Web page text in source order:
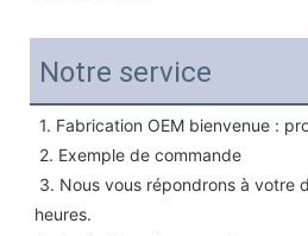
Notre service
1. Fabrication OEM bienvenue :
2. Exemple de commande
heures.